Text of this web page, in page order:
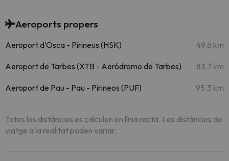
Aeroports propers
Aeroport d'Osca - Pirineus (HSK) 49.6 km
Aeroport de Tarbes (XTB - Aeródromo de Tarbes) 83.7 km
Aeroport de Pau - Pau - Pirineos (PUF) 95.3 km
Totes les distàncies es calculen en línia recta. Les distàncies de
viatge a la realitat poden variar.